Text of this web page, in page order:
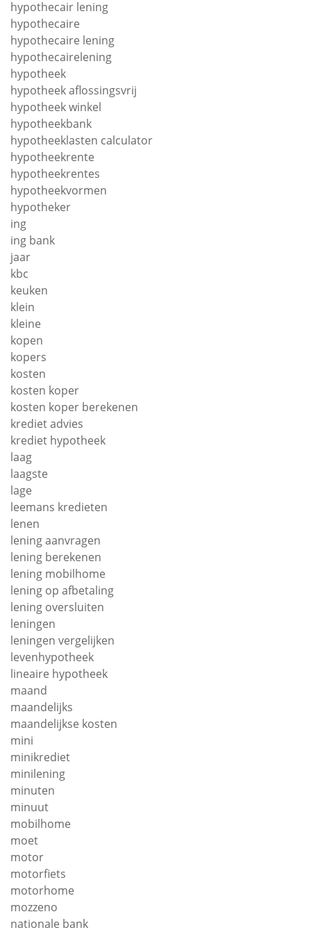
hypothecair lening
hypothecaire
hypothecaire lening
hypothecairelening
hypotheek
hypotheek aflossingsvrij
hypotheek winkel
hypotheekbank
hypotheeklasten calculator
hypotheekrente
hypotheekrentes
hypotheekvormen
hypotheker
ing
ing bank
jaar
kbc
keuken
klein
kleine
kopen
kopers
kosten
kosten koper
kosten koper berekenen
krediet advies
krediet hypotheek
laag
laagste
lage
leemans kredieten
lenen
lening aanvragen
lening berekenen
lening mobilhome
lening op afbetaling
lening oversluiten
leningen
leningen vergelijken
levenhypotheek
lineaire hypotheek
maand
maandelijks
maandelijkse kosten
mini
minikrediet
minilening
minuten
minuut
mobilhome
moet
motor
motorfiets
motorhome
mozzeno
nationale bank